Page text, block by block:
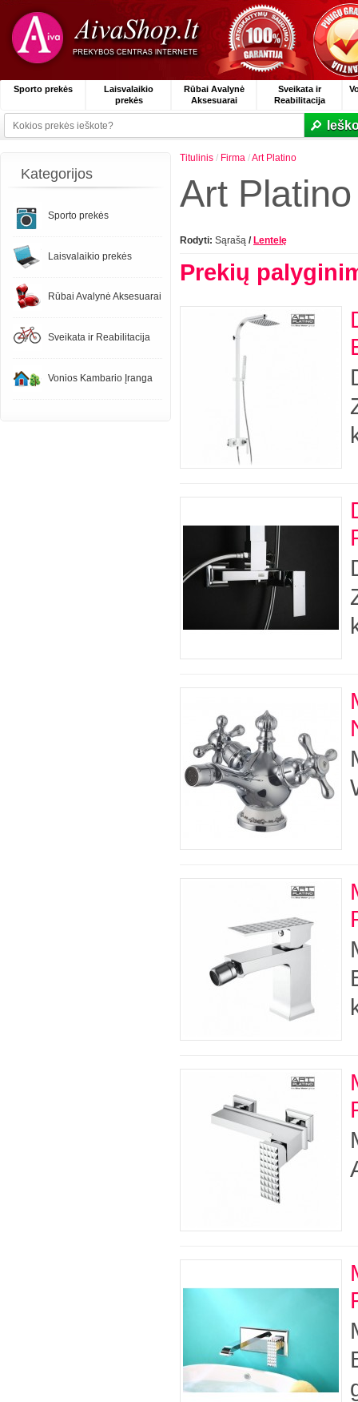
Sporto prekės
Laisvalaikio
prekės
Rūbai Avalynė
Aksesuarai
Sveikata ir
Reabilitacija
Kategorijos
Sporto prekės
Laisvalaikio prekės
Rūbai Avalynė Aksesuarai
Sveikata ir Reabilitacija
Vonios Kambario Įranga
Titulinis / Firma /Art Platino
Art Platino
Rodyti: Sąrašą / Lentelę
Prekių